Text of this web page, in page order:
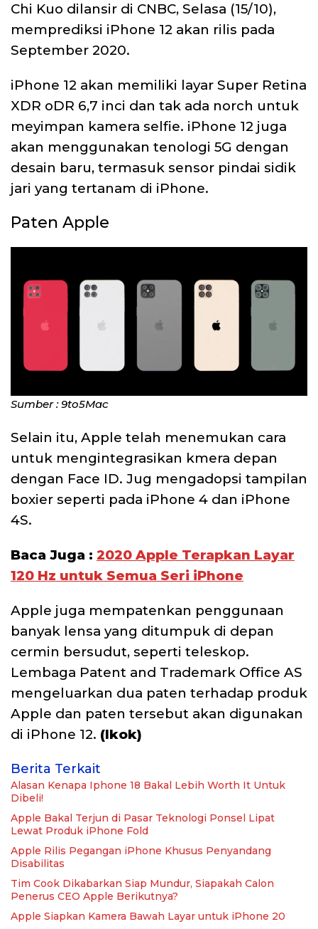
Chi Kuo dilansir di CNBC, Selasa (15/10),
memprediksi iPhone 12 akan rilis pada
September 2020.
iPhone 12 akan memiliki layar Super Retina
XDR oDR 6,7 inci dan tak ada norch untuk
meyimpan kamera selfie. iPhone 12 juga
akan menggunakan tenologi 5G dengan
desain baru, termasuk sensor pindai sidik
jari yang tertanam di iPhone.
Paten Apple
Sumber : 9to5Mac
Selain itu, Apple telah menemukan cara
untuk mengintegrasikan kmera depan
dengan Face ID. Jug mengadopsi tampilan
boxier seperti pada iPhone 4 dan iPhone
4S.
Baca Juga : 2020 Apple Terapkan Layar
120 Hz untuk Semua Seri iPhone
Apple juga mempatenkan penggunaan
banyak lensa yang ditumpuk di depan
cermin bersudut, seperti teleskop.
Lembaga Patent and Trademark Office AS
mengeluarkan dua paten terhadap produk
Apple dan paten tersebut akan digunakan
di iPhone 12. (Ikok)
Berita Terkait
Alasan Kenapa Iphone 18 Bakal Lebih Worth It Untuk
Dibeli!
Apple Bakal Terjun di Pasar Teknologi Ponsel Lipat
Lewat Produk iPhone Fold
Apple Rilis Pegangan iPhone Khusus Penyandang
Disabilitas
Tim Cook Dikabarkan Siap Mundur, Siapakah Calon
Penerus CEO Apple Berikutnya?
Apple Siapkan Kamera Bawah Layar untuk iPhone 20